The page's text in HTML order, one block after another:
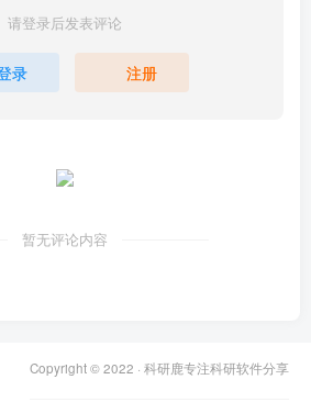
请登录后发表评论
录 注册
暂无评论内容
Copyright © 2022 · 科研鹿专注科研软件分享